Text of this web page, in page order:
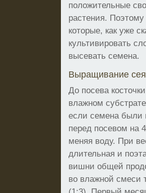
положительные
растения.
которые, как уже
культивировать
высевать семена.
Выращивание
До посева
влажном
если семена были
перед посевом на
меняя воду. При
длительная и
вишни общей
во влажной смеси